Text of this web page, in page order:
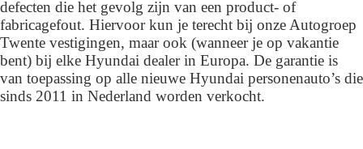
defecten die het gevolg zijn van een product- of
fabricagefout. Hiervoor kun je terecht bij onze Autogroep
Twente vestigingen, maar ook (wanneer je op vakantie
bent) bij elke Hyundai dealer in Europa. De garantie is
van toepassing op alle nieuwe Hyundai personenauto’s die
sinds 2011 in Nederland worden verkocht.